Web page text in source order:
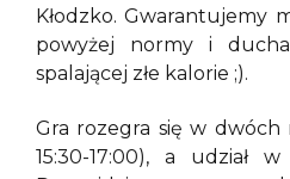
Kłodzko. Gwarantujemy
powyżej normy i
spalającej złe kalorie ;).
Gra rozegra się w dwóch
15:30-17:00), a udział